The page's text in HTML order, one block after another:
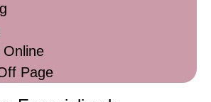
Online
Page